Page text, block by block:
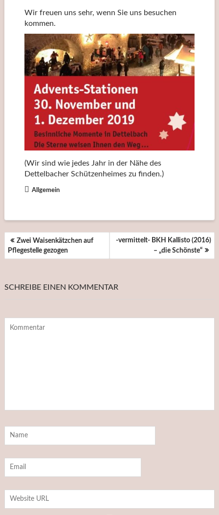
Wir freuen uns sehr, wenn Sie uns besuchen
kommen.
(Wir sind wie jedes Jahr in der Nähe des
Dettelbacher Schützenheimes zu finden.)
Allgemein
BEITRAGSNAVIGATION
Zwei Waisenkätzchen auf
Pflegestelle gezogen
-vermittelt- BKH Kallisto (2016)
– „die Schönste“
SCHREIBE EINEN KOMMENTAR